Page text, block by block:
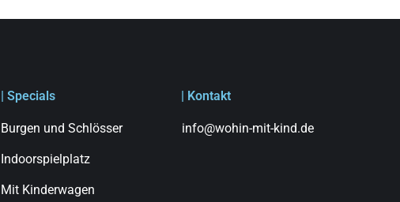
| Specials
Burgen und Schlösser
Indoorspielplatz
Mit Kinderwagen
| Kontakt
info@wohin-mit-kind.de